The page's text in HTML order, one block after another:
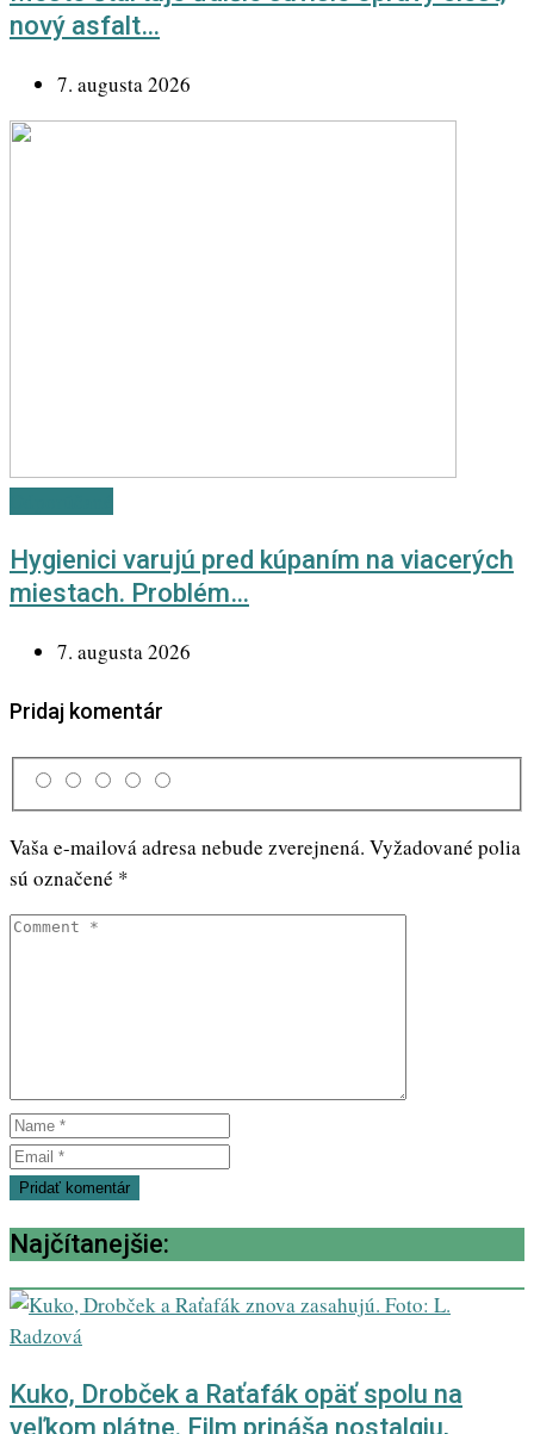
nový asfalt…
7. augusta 2026
Hygienici varujú pred kúpaním na viacerých
miestach. Problém…
7. augusta 2026
Pridaj komentár
Vaša e-mailová adresa nebude zverejnená. Vyžadované polia
sú označené *
Najčítanejšie:
Kuko, Drobček a Raťafák opäť spolu na
veľkom plátne. Film prináša nostalgiu,